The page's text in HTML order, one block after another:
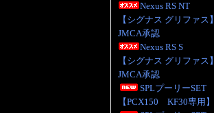
Nexus RS NT
【シグナス グリファス】
JMCA承認
Nexus RS S
【シグナス グリファス】
JMCA承認
SPLプーリーSET
【PCX150 KF30専用】